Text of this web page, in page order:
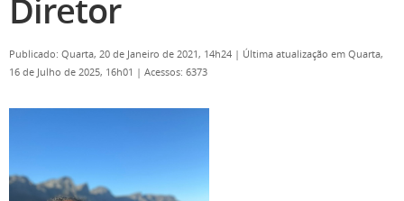
Diretor
Publicado: Quarta, 20 de Janeiro de 2021, 14h24 | Última atualização em Quarta,
16 de Julho de 2025, 16h01 | Acessos: 6373